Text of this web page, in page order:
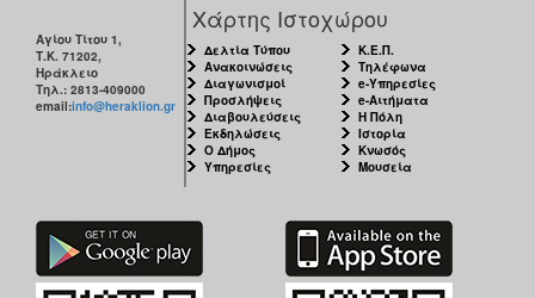
Αγίου Τίτου 1,
Τ.Κ. 71202,
Ηράκλειο
Τηλ.: 2813-409000
email:info@heraklion.gr
Χάρτης Ιστοχώρου
Δελτία Τύπου
Ανακοινώσεις
Διαγωνισμοί
Προσλήψεις
Διαβουλεύσεις
Εκδηλώσεις
Ο Δήμος
Υπηρεσίες
Κ.Ε.Π.
Τηλέφωνα
e-Υπηρεσίες
e-Αιτήματα
Η Πόλη
Ιστορία
Κνωσός
Μουσεία